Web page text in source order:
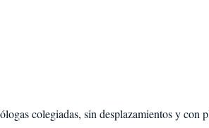
colegiadas, sin desplazamientos y con